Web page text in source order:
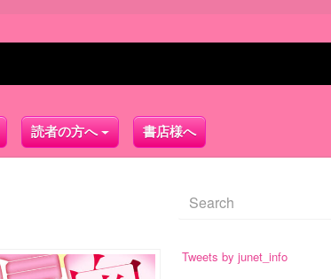
読者の方へ 書店様へ
Tweets by junet_info